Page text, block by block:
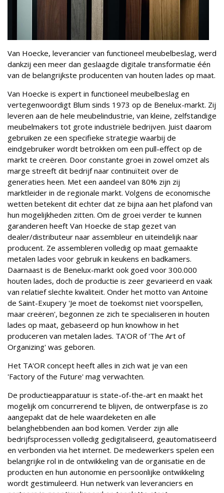
Van Hoecke, leverancier van functioneel meubelbeslag, werd
dankzij een meer dan geslaagde digitale transformatie één
van de belangrijkste producenten van houten lades op maat.
Van Hoecke is expert in functioneel meubelbeslag en
vertegenwoordigt Blum sinds 1973 op de Benelux-markt. Zij
leveren aan de hele meubelindustrie, van kleine, zelfstandige
meubelmakers tot grote industriële bedrijven. Juist daarom
gebruiken ze een specifieke strategie waarbij de
eindgebruiker wordt betrokken om een ​​pull-effect op de
markt te creëren. Door constante groei in zowel omzet als
marge streeft dit bedrijf naar continuïteit over de
generaties heen. Met een aandeel van 80% zijn zij
marktleider in de regionale markt. Volgens de economische
wetten betekent dit echter dat ze bijna aan het plafond van
hun mogelijkheden zitten. Om de groei verder te kunnen
garanderen heeft Van Hoecke de stap gezet van
dealer/distributeur naar assembleur en uiteindelijk naar
producent. Ze assembleren volledig op maat gemaakte
metalen lades voor gebruik in keukens en badkamers.
Daarnaast is de Benelux-markt ook goed voor 300.000
houten lades, doch de productie is zeer gevarieerd en vaak
van relatief slechte kwaliteit. Onder het motto van Antoine
de Saint-Exupery 'Je moet de toekomst niet voorspellen,
maar creëren', begonnen ze zich te specialiseren in houten
lades op maat, gebaseerd op hun knowhow in het
produceren van metalen lades. TA'OR of 'The Art of
Organizing' was geboren.
Het TA'OR concept heeft alles in zich wat je van een
'Factory of the Future' mag verwachten.
De productieapparatuur is state-of-the-art en maakt het
mogelijk om concurrerend te blijven, de ontwerpfase is zo
aangepakt dat de hele waardeketen en alle
belanghebbenden aan bod komen. Verder zijn alle
bedrijfsprocessen volledig gedigitaliseerd, geautomatiseerd
en verbonden via het internet. De medewerkers spelen een
belangrijke rol in de ontwikkeling van de organisatie en de
producten en hun autonomie en persoonlijke ontwikkeling
wordt gestimuleerd. Hun netwerk van leveranciers en